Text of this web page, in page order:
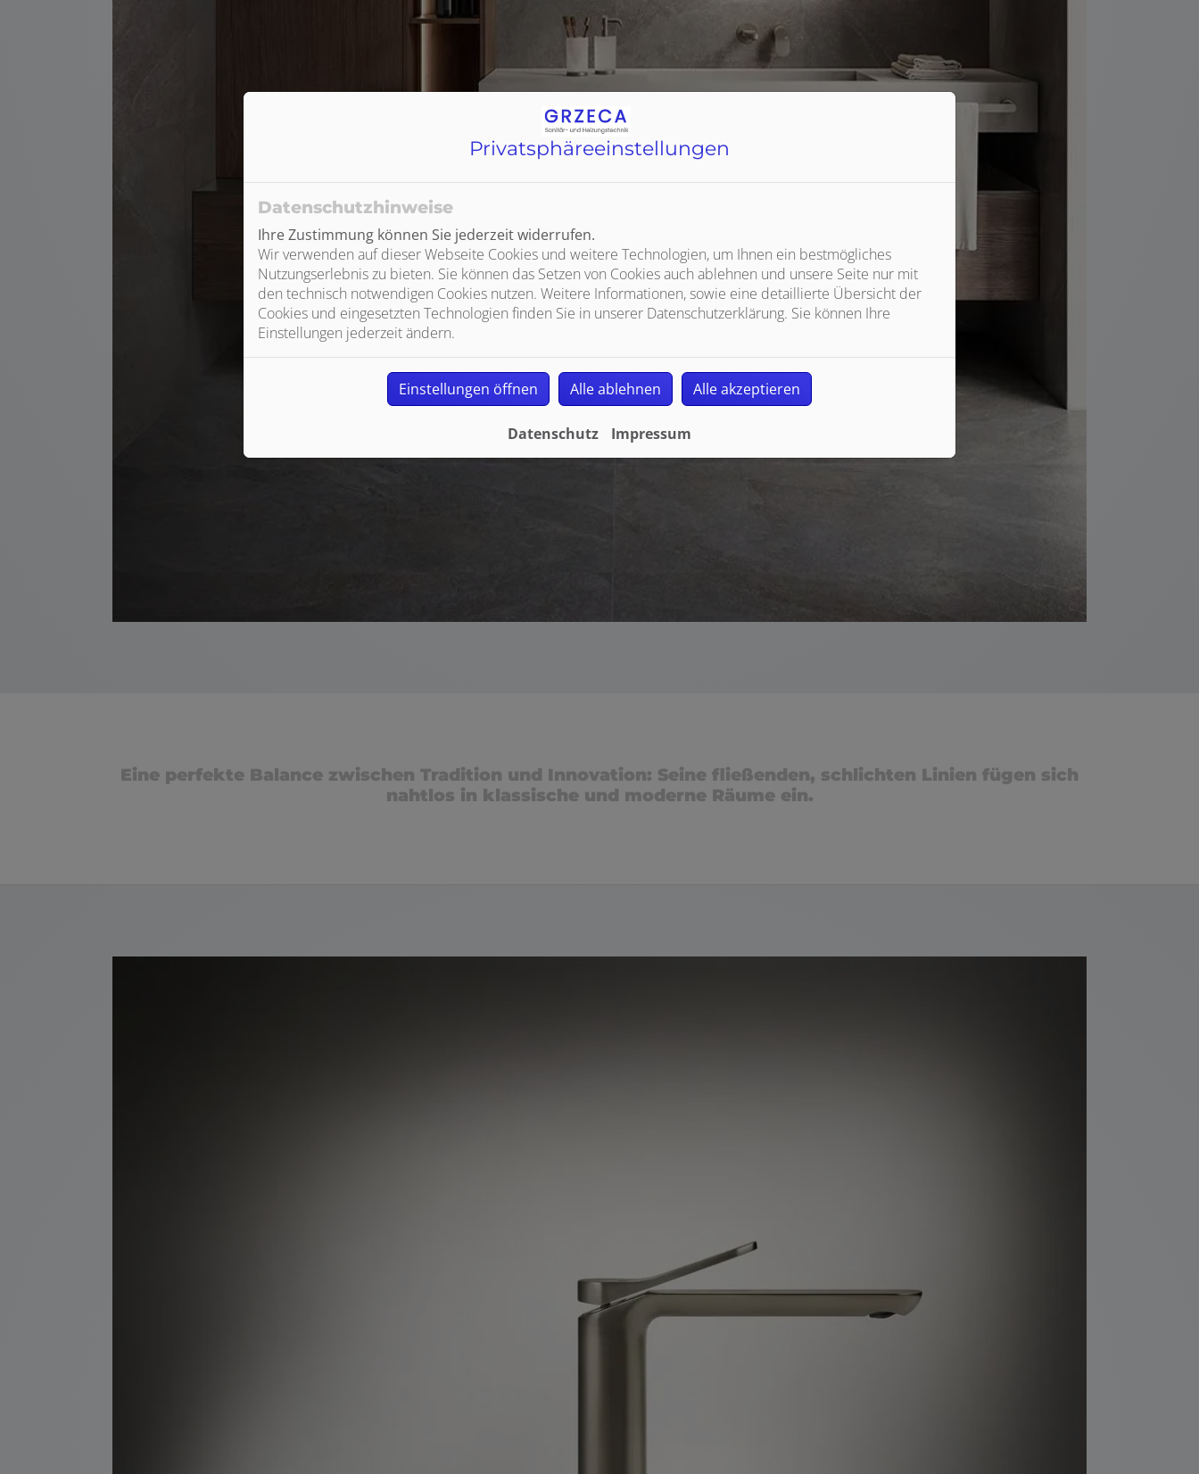
Eine perfekte Balance zwischen Tradition und Innovation: Seine fließenden, schlichten Linien fügen sich
nahtlos in klassische und moderne Räume ein.
Privatsphäre­einstellungen
Datenschutzhinweise
Ihre Zustimmung können Sie jederzeit widerrufen.
Wir verwenden auf dieser Webseite Cookies und weitere Technologien, um Ihnen ein bestmögliches
Nutzungserlebnis zu bieten. Sie können das Setzen von Cookies auch ablehnen und unsere Seite nur mit
den technisch notwendigen Cookies nutzen. Weitere Informationen, sowie eine detaillierte Übersicht der
Cookies und eingesetzten Technologien finden Sie in unserer Datenschutzerklärung. Sie können Ihre
Einstellungen jederzeit ändern.
Einstellungen öffnen Alle ablehnen Alle akzeptieren
Datenschutz Impressum